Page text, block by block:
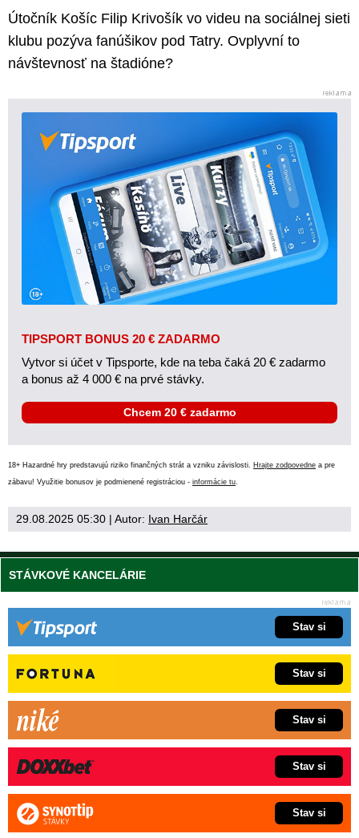
Útočník Košíc Filip Krivošík vo videu na sociálnej sieti
klubu pozýva fanúšikov pod Tatry. Ovplyvní to
návštevnosť na štadióne?
TIPSPORT BONUS 20 € ZADARMO
Vytvor si účet v Tipsporte, kde na teba čaká 20 € zadarmo
a bonus až 4 000 € na prvé stávky.
Chcem 20 € zadarmo
18+ Hazardné hry predstavujú riziko finančných strát a vzniku závislosti. Hrajte zodpovedne a pre
zábavu! Využitie bonusov je podmienené registráciou - informácie tu.
29.08.2025 05:30 | Autor: Ivan Harčár
STÁVKOVÉ KANCELÁRIE
Stav si
Stav si
Stav si
Stav si
Stav si